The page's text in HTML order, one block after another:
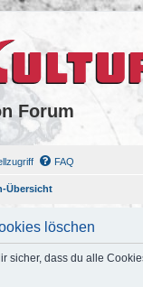
Forum
FAQ
Übersicht
löschen
sicher, dass du alle